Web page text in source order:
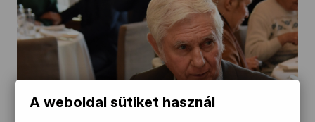
Dakar 2026
Los Angeles 2028
A weboldal sütiket használ